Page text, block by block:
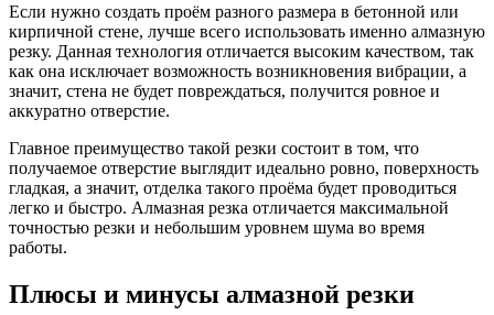
Если нужно создать проём разного размера в бетонной или
кирпичной стене, лучше всего использовать именно алмазную
резку. Данная технология отличается высоким качеством, так
как она исключает возможность возникновения вибрации, а
значит, стена не будет повреждаться, получится ровное и
аккуратно отверстие.
Главное преимущество такой резки состоит в том, что
получаемое отверстие выглядит идеально ровно, поверхность
гладкая, а значит, отделка такого проёма будет проводиться
легко и быстро. Алмазная резка отличается максимальной
точностью резки и небольшим уровнем шума во время
работы.
Плюсы и минусы алмазной резки